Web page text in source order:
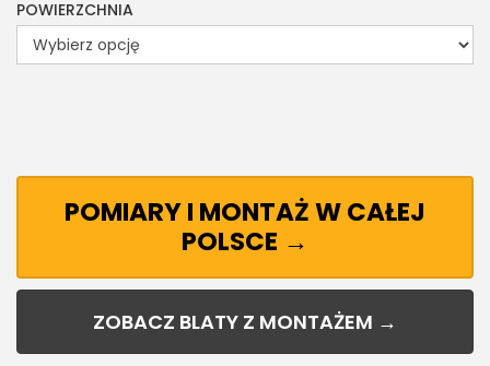
POWIERZCHNIA
POMIARY I MONTAŻ W CAŁEJ
POLSCE →
ZOBACZ BLATY Z MONTAŻEM →